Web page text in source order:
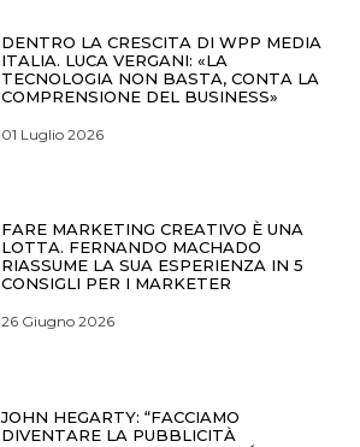
DENTRO LA CRESCITA DI WPP MEDIA
ITALIA. LUCA VERGANI: «LA
TECNOLOGIA NON BASTA, CONTA LA
COMPRENSIONE DEL BUSINESS»
01 Luglio 2026
FARE MARKETING CREATIVO È UNA
LOTTA. FERNANDO MACHADO
RIASSUME LA SUA ESPERIENZA IN 5
CONSIGLI PER I MARKETER
26 Giugno 2026
JOHN HEGARTY: “FACCIAMO
DIVENTARE LA PUBBLICITÀ